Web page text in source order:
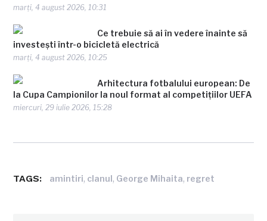
marți, 4 august 2026, 10:31
Ce trebuie să ai în vedere înainte să
investești într-o bicicletă electrică
marți, 4 august 2026, 10:25
Arhitectura fotbalului european: De
la Cupa Campionilor la noul format al competițiilor UEFA
miercuri, 29 iulie 2026, 15:28
TAGS: amintiri, clanul, George Mihaita, regret